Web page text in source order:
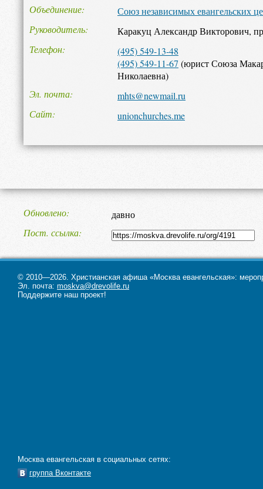
Объединение
Союз независимых евангельских
Руководитель
Каракуц Александр Викторович,
Телефон
(495) 549-13-48
(495) 549-11-67 (юрист Союза
Николаевна)
Эл. почта
mhts@newmail.ru
Сайт
unionchurches.me
Обновлено
давно
Пост. ссылка
© 2010—2026. Христианская афиша «Москва евангельская»:
Эл. почта: moskva@drevolife.ru
Поддержите наш проект!
Москва евангельская в социальных сетях:
группа Вконтакте